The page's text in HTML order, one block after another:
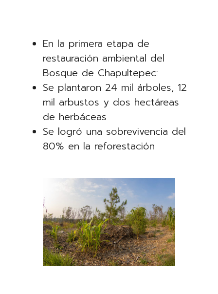
En la primera etapa de
restauración ambiental del
Bosque de Chapultepec:
Se plantaron 24 mil árboles, 12
mil arbustos y dos hectáreas
de herbáceas
Se logró una sobrevivencia del
80% en la reforestación